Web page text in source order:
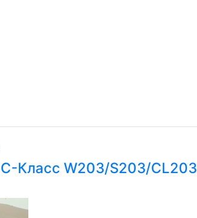
C-Класс W203/S203/CL203